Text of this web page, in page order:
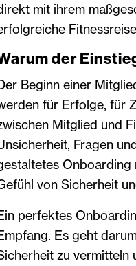
mit ihrem
der
Beginn einer
für Erfolge, für
Mitglied und
Fragen
Onboarding
von Sicherheit
perfektes
Es geht
zu vermitteln